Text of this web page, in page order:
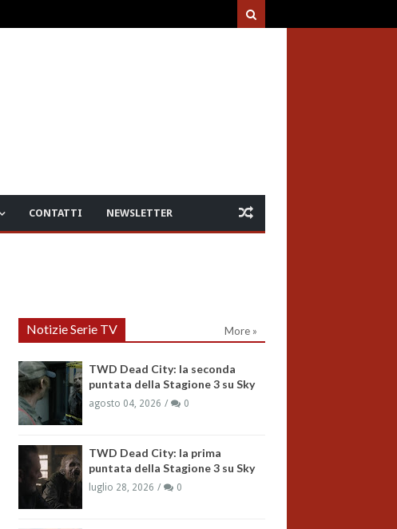
CONTATTI NEWSLETTER
Notizie Serie TV More »
TWD Dead City: la seconda
puntata della Stagione 3 su Sky
agosto 04, 2026 0
TWD Dead City: la prima
puntata della Stagione 3 su Sky
luglio 28, 2026 0